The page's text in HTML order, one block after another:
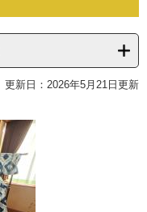
更新日：2026年5月21日更新